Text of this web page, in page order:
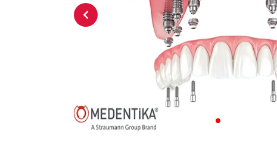
Previous